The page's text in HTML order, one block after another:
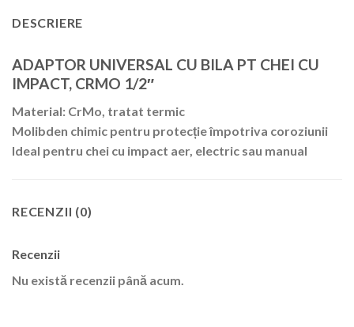
DESCRIERE
ADAPTOR UNIVERSAL CU BILA PT CHEI CU
IMPACT, CRMO 1/2″
Material: CrMo, tratat termic
Molibden chimic pentru protecție împotriva coroziunii
Ideal pentru chei cu impact aer, electric sau manual
RECENZII (0)
Recenzii
Nu există recenzii până acum.